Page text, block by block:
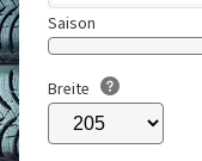
Saison
Breite